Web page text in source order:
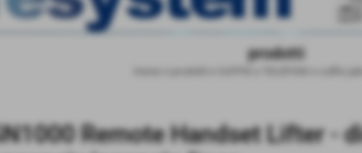
prodotti
Remote Handset Lifter -